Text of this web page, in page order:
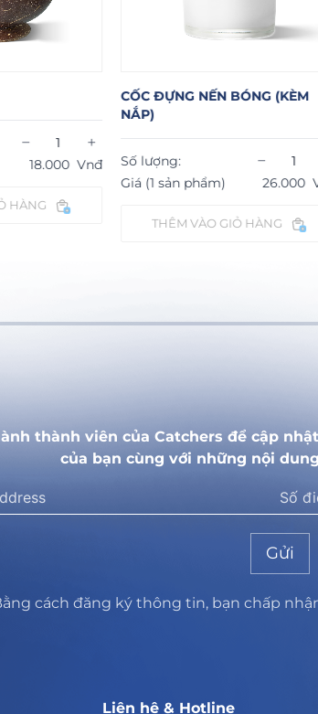
CỐC ĐỰNG NẾN BÓNG (KÈM
Số lượng: −
Giá (1 sản phẩm) 26.000
THÊM VÀO GIỎ HÀNG
CỐC
Số
Giá
thành viên của Catchers để cập
của bạn cùng với những nội
Gửi
cách đăng ký thông tin, bạn chấp
Liên hệ & Hotline